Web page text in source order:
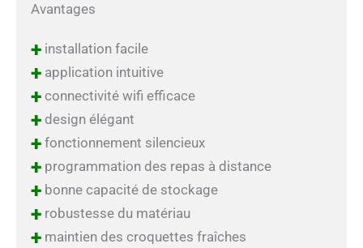
Avantages
+installation facile
+application intuitive
+connectivité wifi efficace
+design élégant
+fonctionnement silencieux
+programmation des repas à distance
+bonne capacité de stockage
+robustesse du matériau
+maintien des croquettes fraîches